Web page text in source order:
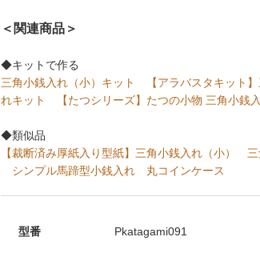
＜関連商品＞
◆キットで作る
三角小銭入れ（小）キット
【アラバスタキット
れキット
【たつシリーズ】たつの小物 三角小銭
◆類似品
【裁断済み厚紙入り型紙】三角小銭入れ（小）
シンプル馬蹄型小銭入れ
丸コインケース
型番 Pkatagami091